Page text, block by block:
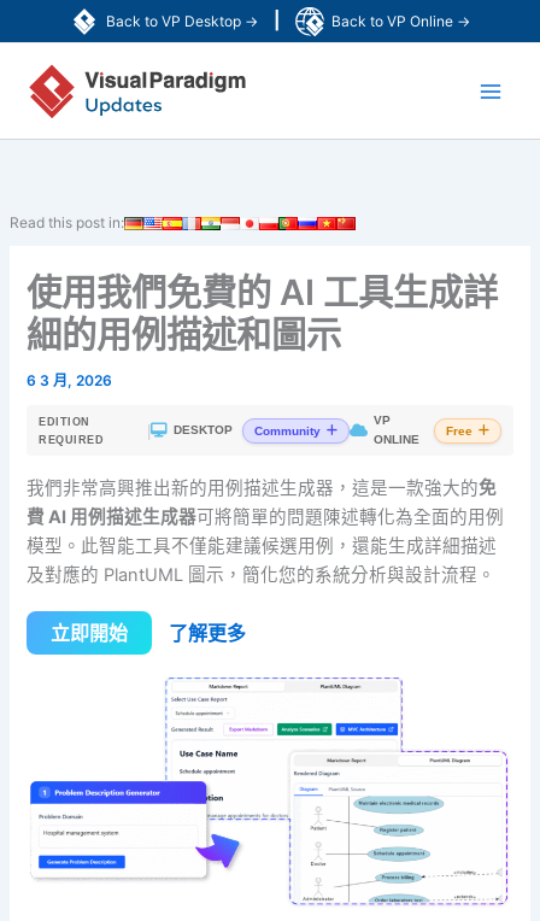
Back to VP Desktop → Back to VP Online →
至
Read this post in:
使用我們免費的 AI 工具生成詳
細的用例描述和圖示
6 3 月, 2026
EDITION
REQUIRED
| DESKTOP Community
VP
ONLINE
Free
我們非常高興推出新的用例描述生成器，這是一款強大的免
費 AI 用例描述生成器可將簡單的問題陳述轉化為全面的用例
模型。此智能工具不僅能建議候選用例，還能生成詳細描述
及對應的 PlantUML 圖示，簡化您的系統分析與設計流程。
立即開始 了解更多